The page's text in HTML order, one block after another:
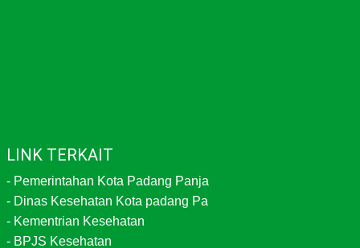
LINK TERKAIT
- Pemerintahan Kota Padang Panja
- Dinas Kesehatan Kota padang Pa
- Kementrian Kesehatan
- BPJS Kesehatan